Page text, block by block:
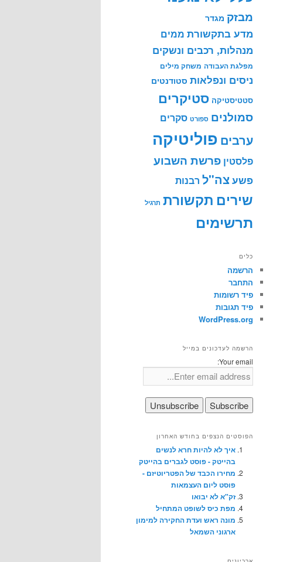
מבזק מגדר
מדע בתקשורת ממים
מנהלות, רכבים ונשקים
מפלגת העבודה משחק מילים
ניסים ונפלאות סטודנטים
סטטיסטיקה סטיקרים
סמולנים ספורט סקרים
ערבים פוליטיקה
פלסטין פרשת השבוע
פשעצה"ל רבנות
שירים תקשורת תרגיל
תרשימים
כלים
הרשמה
התחבר
פיד רשומות
פיד תגובות
WordPress.org
הרשמה לעדכונים במייל
Your email:
הפוסטים הנצפים בחודש האחרון
איך לא להיות חרא לנשים
בהייטק - פוסט לגברים בהייטק
מחירו הכבד של הפטריוטיזם -
פוסט ליום העצמאות
זק"א לא יבואו
מפת כיס לשופט המתחיל
מונה ראש ועדת החקירה למימון
ארגוני השמאל